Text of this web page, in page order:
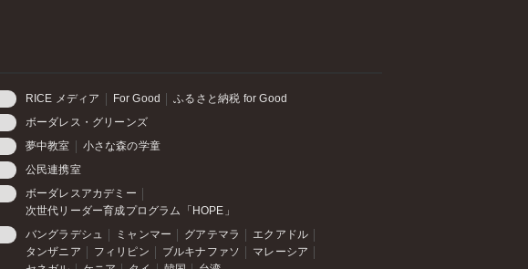
RICE メディア For Good ふるさと納税 for Good
ボーダレス・グリーンズ
夢中教室 小さな森の学童
公民連携室
ボーダレスアカデミー
次世代リーダー育成プログラム「HOPE」
バングラデシュ ミャンマー グアテマラ
エクアドル
タンザニア
フィリピン ブルキナファソ
マレーシア